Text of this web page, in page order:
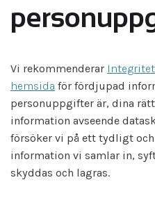
Vi rekommenderar
hemsida för fördjupad
personuppgifter är, dina
information avseende
försöker vi på ett tydligt
information vi samlar in,
skyddas och lagras.